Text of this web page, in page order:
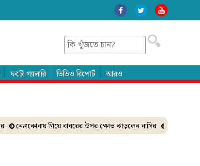
ফটো গ্যালারি ভিডিও রিপোর্ট আরও
নেত্রকোনায় গিয়ে বাবরের উপর ক্ষোভ ঝাড়লেন নাসির ঐকমত্য